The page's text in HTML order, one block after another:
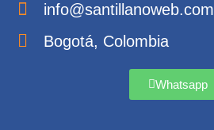
info@santillanoweb.com
Bogotá, Colombia
Whatsapp